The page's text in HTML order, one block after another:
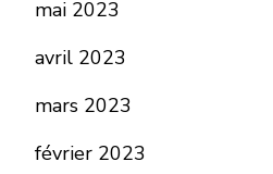
mai 2023
avril 2023
mars 2023
février 2023